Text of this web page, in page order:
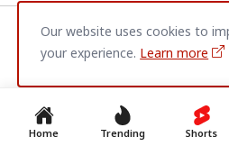
HomeAbout UsContact Us
Terms &
Our website uses cookies to
your experience.Learn more
Home Trending Shorts